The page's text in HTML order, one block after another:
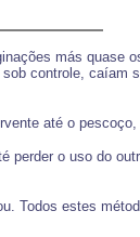
más quase
controle, caíam
até o pescoço,
perder o uso do
Todos estes